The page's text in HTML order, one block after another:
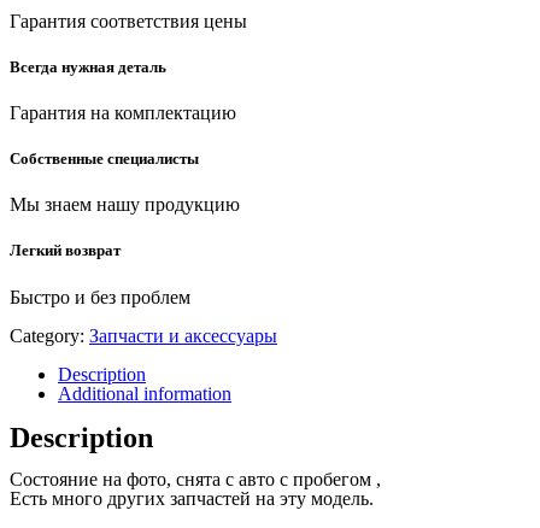
Гарантия соответствия цены
Всегда нужная деталь
Гарантия на комплектацию
Собственные специалисты
Мы знаем нашу продукцию
Легкий возврат
Быстро и без проблем
Category: Запчасти и аксессуары
Description
Additional information
Description
Состояние на фото, снята с авто с пробегом ,
Есть много других запчастей на эту модель.